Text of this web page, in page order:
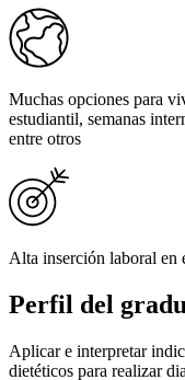
Muchas opciones para
estudiantil, semanas
entre otros
Alta inserción laboral
Perfil del
Aplicar e interpretar
dietéticos para realizar